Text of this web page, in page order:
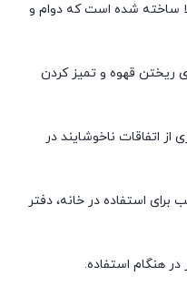
ساخته شده است که دوام و
ریختن قهوه و تمیز کردن
از اتفاقات ناخوشایند در
برای استفاده در خانه، دفتر
هنگام استفاده.